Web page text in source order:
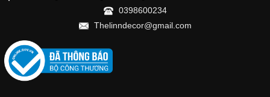
0398600234
Thelinndecor@gmail.com